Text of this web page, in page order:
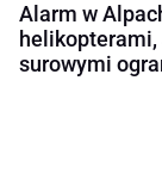
Alarm w
surowymi